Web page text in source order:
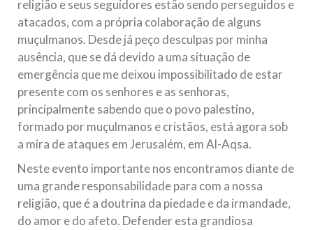
religião e seus seguidores estão sendo perseguidos e
atacados, com a própria colaboração de alguns
muçulmanos. Desde já peço desculpas por minha
ausência, que se dá devido a uma situação de
emergência que me deixou impossibilitado de estar
presente com os senhores e as senhoras,
principalmente sabendo que o povo palestino,
formado por muçulmanos e cristãos, está agora sob
a mira de ataques em Jerusalém, em Al-Aqsa.
Neste evento importante nos encontramos diante de
uma grande responsabilidade para com a nossa
religião, que é a doutrina da piedade e da irmandade,
do amor e do afeto. Defender esta grandiosa